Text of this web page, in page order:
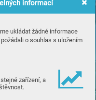
informací
ukládat žádné informace
o souhlas s uložením
zařízení, a